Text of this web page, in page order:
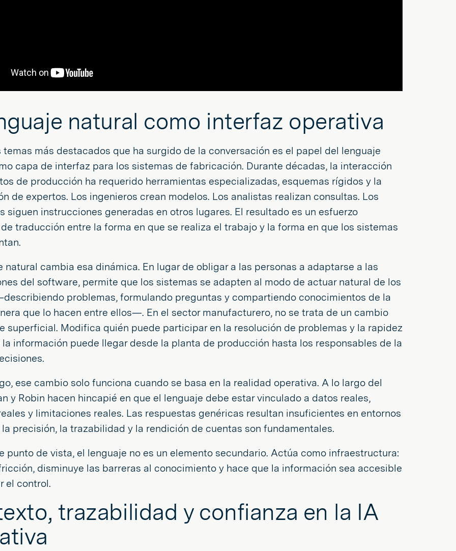
natural como interfaz operativa
temas más destacados que ha surgido de la conversación es el papel del lenguaje
capa de interfaz para los sistemas de fabricación. Durante décadas, la interacción
de producción ha requerido herramientas especializadas, esquemas rígidos y la
de expertos. Los ingenieros crean modelos. Los analistas realizan consultas. Los
siguen instrucciones generadas en otros lugares. El resultado es un esfuerzo
traducción entre la forma en que se realiza el trabajo y la forma en que los sistemas
natural cambia esa dinámica. En lugar de obligar a las personas a adaptarse a las
del software, permite que los sistemas se adapten al modo de actuar natural de los
problemas, formulando preguntas y compartiendo conocimientos de la
que lo hacen entre ellos—. En el sector manufacturero, no se trata de un cambio
superficial. Modifica quién puede participar en la resolución de problemas y la rapidez
la información puede llegar desde la planta de producción hasta los responsables de la
ese cambio solo funciona cuando se basa en la realidad operativa. A lo largo del
y Robin hacen hincapié en que el lenguaje debe estar vinculado a datos reales,
y limitaciones reales. Las respuestas genéricas resultan insuficientes en entornos
la precisión, la trazabilidad y la rendición de cuentas son fundamentales.
punto de vista, el lenguaje no es un elemento secundario. Actúa como infraestructura:
disminuye las barreras al conocimiento y hace que la información sea accesible
el control.
trazabilidad y confianza en la IA